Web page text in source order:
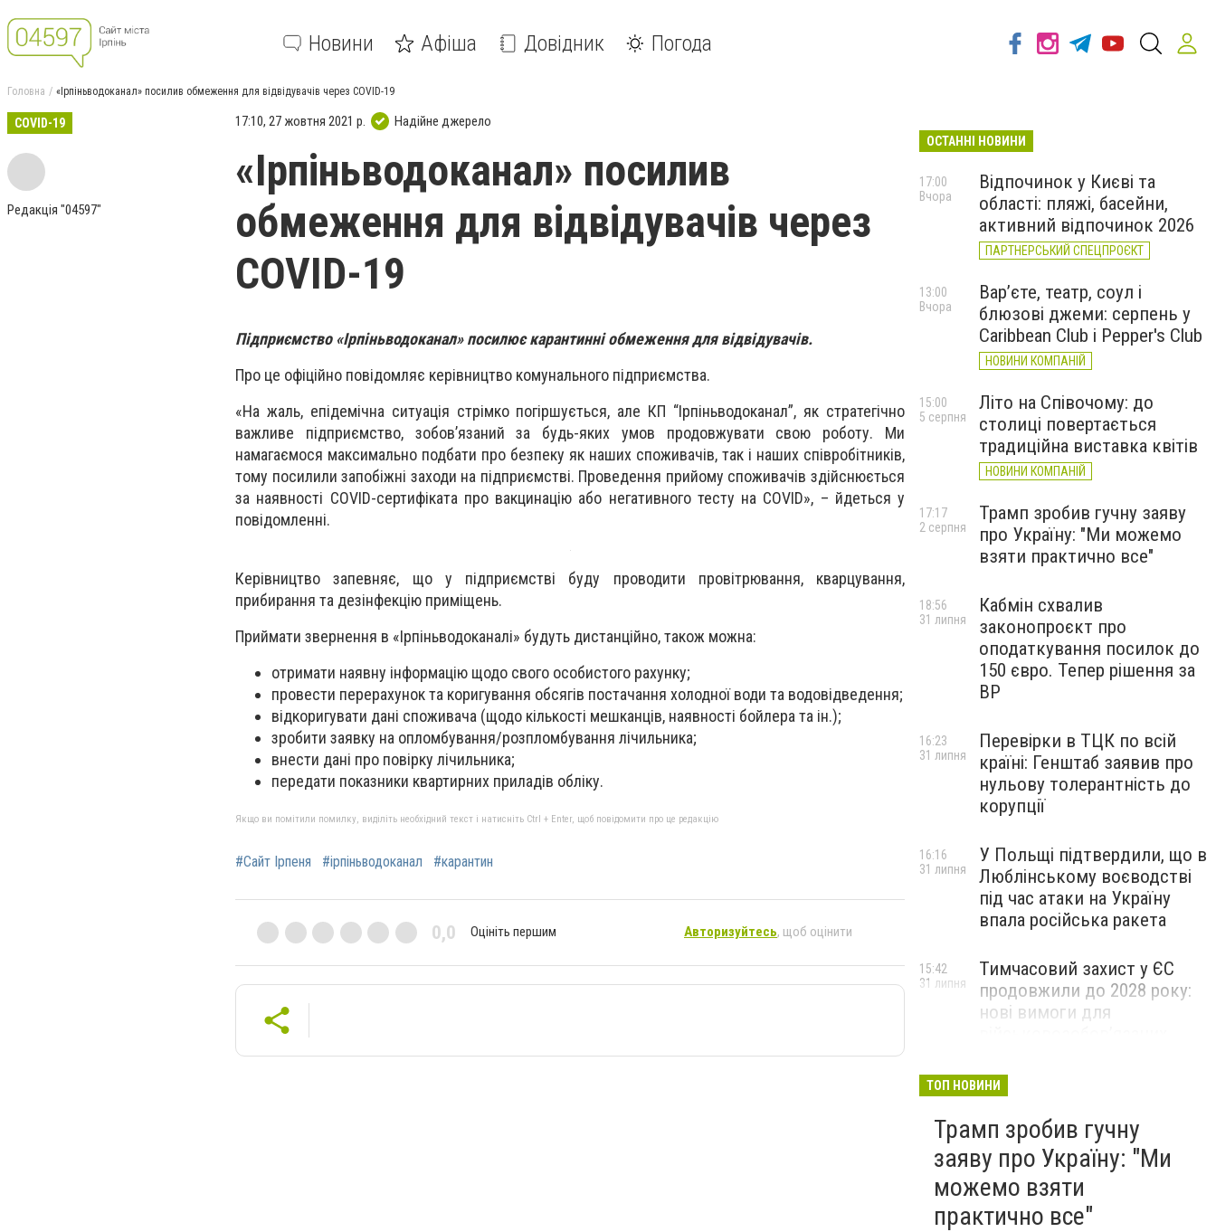
Новини Афіша Довідник Погода
Головна «Ірпіньводоканал» посилив обмеження для відвідувачів через COVID-19
COVID-19
Редакція "04597"
17:10, 27 жовтня 2021 р. Надійне джерело
«Ірпіньводоканал» посилив
обмеження для відвідувачів через
COVID-19
Підприємство «Ірпіньводоканал» посилює карантинні обмеження для відвідувачів.
Про це офіційно повідомляє керівництво комунального підприємства.
«На жаль, епідемічна ситуація стрімко погіршується, але КП “Ірпіньводоканал”, як стратегічно
важливе підприємство, зобов’язаний за будь-яких умов продовжувати свою роботу. Ми
намагаємося максимально подбати про безпеку як наших споживачів, так і наших співробітників,
тому посилили запобіжні заходи на підприємстві. Проведення прийому споживачів здійснюється
за наявності COVID-сертифіката про вакцинацію або негативного тесту на COVID», – йдеться у
повідомленні.
Керівництво запевняє, що у підприємстві буду проводити провітрювання, кварцування,
прибирання та дезінфекцію приміщень.
Приймати звернення в «Ірпіньводоканалі» будуть дистанційно, також можна:
отримати наявну інформацію щодо свого особистого рахунку;
провести перерахунок та коригування обсягів постачання холодної води та водовідведення;
відкоригувати дані споживача (щодо кількості мешканців, наявності бойлера та ін.);
зробити заявку на опломбування/розпломбування лічильника;
внести дані про повірку лічильника;
передати показники квартирних приладів обліку.
Якщо ви помітили помилку, виділіть необхідний текст і натисніть Ctrl + Enter, щоб повідомити про це редакцію
#Сайт Ірпеня #ірпіньводоканал #карантин
0,0 Оцініть першим Авторизуйтесь, щоб оцінити
ОСТАННІ НОВИНИ
Відпочинок у Києві та
області: пляжі, басейни,
активний відпочинок 2026
ПАРТНЕРСЬКИЙ СПЕЦПРОЄКТ
17:00
Вчора
Вар’єте, театр, соул і
блюзові джеми: серпень у
Caribbean Club і Pepper's Club
НОВИНИ КОМПАНІЙ
13:00
Вчора
Літо на Співочому: до
столиці повертається
традиційна виставка квітів
НОВИНИ КОМПАНІЙ
15:00
5 серпня
Трамп зробив гучну заяву
про Україну: "Ми можемо
взяти практично все"
17:17
2 серпня
Кабмін схвалив
законопроєкт про
оподаткування посилок до
150 євро. Тепер рішення за
ВР
18:56
31 липня
Перевірки в ТЦК по всій
країні: Генштаб заявив про
нульову толерантність до
корупції
16:23
31 липня
У Польщі підтвердили, що в
Люблінському воєводстві
під час атаки на Україну
впала російська ракета
16:16
31 липня
Тимчасовий захист у ЄС
продовжили до 2028 року:
нові вимоги для
15:42
31 липня
ТОП НОВИНИ
Трамп зробив гучну
заяву про Україну: "Ми
можемо взяти
практично все"